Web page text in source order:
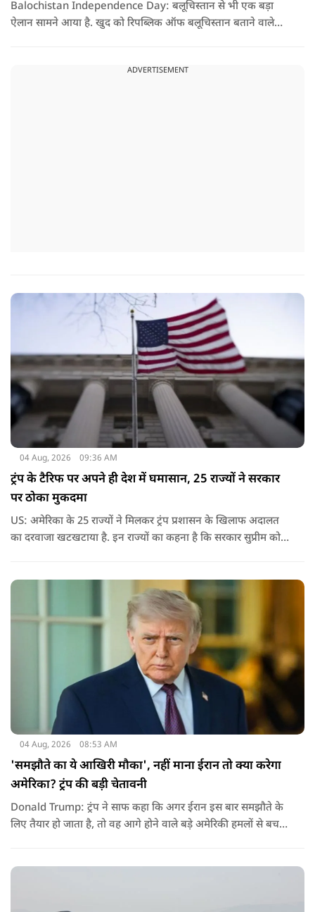
Balochistan Independence Day: बलूचिस्तान से भी एक बड़ा
ऐलान सामने आया है. खुद को रिपब्लिक ऑफ बलूचिस्तान बताने वाले
ADVERTISEMENT
04 Aug, 2026 09:36 AM
ट्रंप के टैरिफ पर अपने ही देश में घमासान, 25 राज्यों ने सरकार
पर ठोका मुकदमा
US: अमेरिका के 25 राज्यों ने मिलकर ट्रंप प्रशासन के खिलाफ अदालत
का दरवाजा खटखटाया है. इन राज्यों का कहना है कि सरकार सुप्रीम कोर्ट
04 Aug, 2026 08:53 AM
'समझौते का ये आखिरी मौका', नहीं माना ईरान तो क्या करेगा
अमेरिका? ट्रंप की बड़ी चेतावनी
Donald Trump: ट्रंप ने साफ कहा कि अगर ईरान इस बार समझौते के
लिए तैयार हो जाता है, तो वह आगे होने वाले बड़े अमेरिकी हमलों से बच